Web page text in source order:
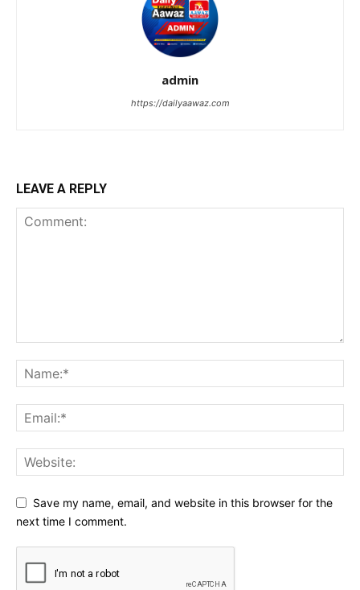
admin
https://dailyaawaz.com
LEAVE A REPLY
Save my name, email, and website in this browser for the
next time I comment.